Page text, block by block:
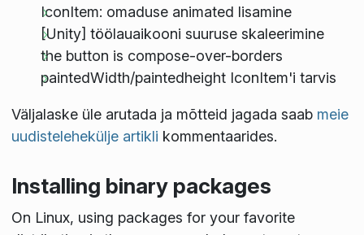
IconItem: omaduse animated lisamine
[Unity] töölauaikooni suuruse skaleerimine
the button is compose-over-borders
paintedWidth/paintedheight IconItem'i tarvis
Väljalaske üle arutada ja mõtteid jagada saab meie
uudistelehekülje artikli kommentaarides.
Installing binary packages
On Linux, using packages for your favorite